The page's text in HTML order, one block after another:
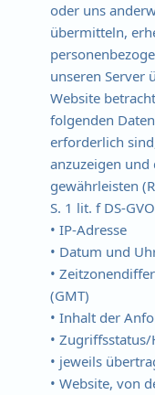
oder uns
übermitteln,
unseren Server
Website
folgenden
erforderlich
anzuzeigen und
gewährleisten
S. 1 lit. f DS-
• IP-Adresse
• Datum und
•
(GMT)
• Inhalt der
• Zugriffsstatus/
• jeweils
• Website, von